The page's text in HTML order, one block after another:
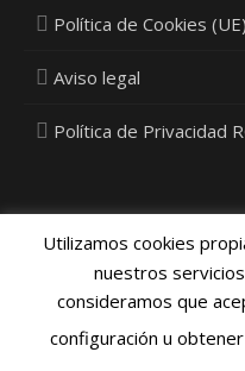
Política de Cookies (UE)
Aviso legal
Política de Privacidad
Política Privacidad,
Vinyldecor SL -
Utilizamos cookies
nuestros
consideramos que
configuración u obtener